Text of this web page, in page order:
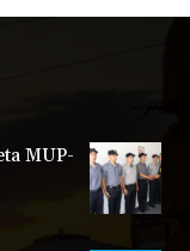
MUP-